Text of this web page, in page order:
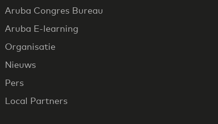
Aruba Congres Bureau
Aruba E-learning
Organisatie
Nieuws
Pers
Local Partners